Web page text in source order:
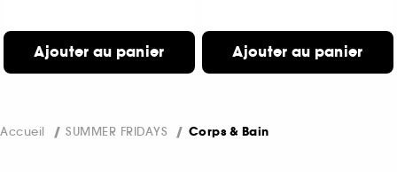
Ajouter au panier Ajouter au panier
Accueil SUMMER FRIDAYS Corps & Bain